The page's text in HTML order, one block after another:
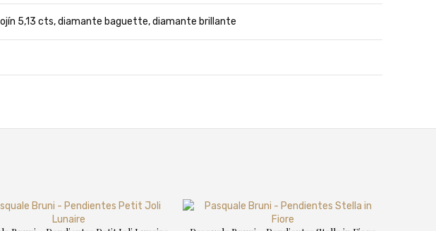
5,13 cts, diamante baguette, diamante brillante